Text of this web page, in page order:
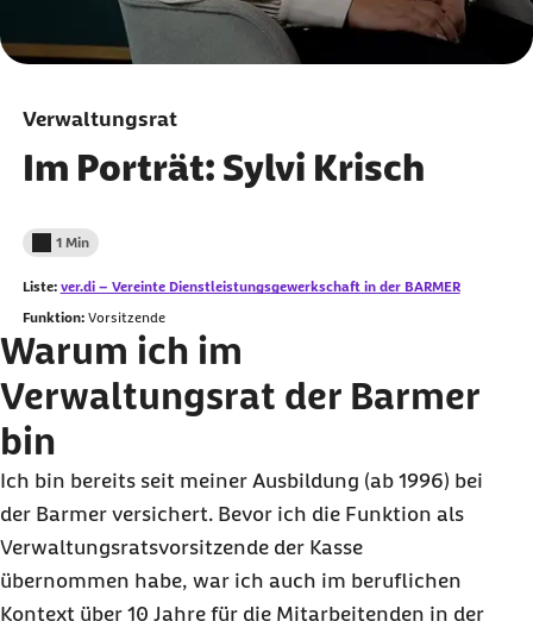
Verwaltungsrat
Im Porträt: Sylvi Krisch
Lesedauer weniger als
1 Min
Liste: ver.di – Vereinte Dienstleistungsgewerkschaft in der BARMER
Funktion: Vorsitzende
Warum ich im
Verwaltungsrat der Barmer
bin
Ich bin bereits seit meiner Ausbildung (ab 1996) bei
der Barmer versichert. Bevor ich die Funktion als
Verwaltungsratsvorsitzende der Kasse
übernommen habe, war ich auch im beruflichen
Kontext über 10 Jahre für die Mitarbeitenden in der